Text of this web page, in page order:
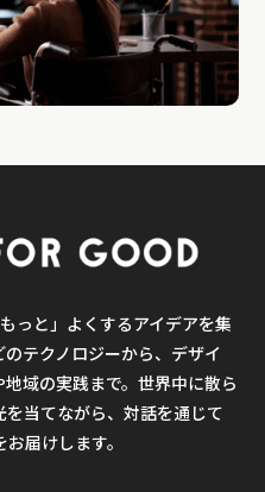
っと」よくするアイデアを集
テクノロジーから、デザイ
域の実践まで。世界中に散ら
当てながら、対話を通じて
届けします。